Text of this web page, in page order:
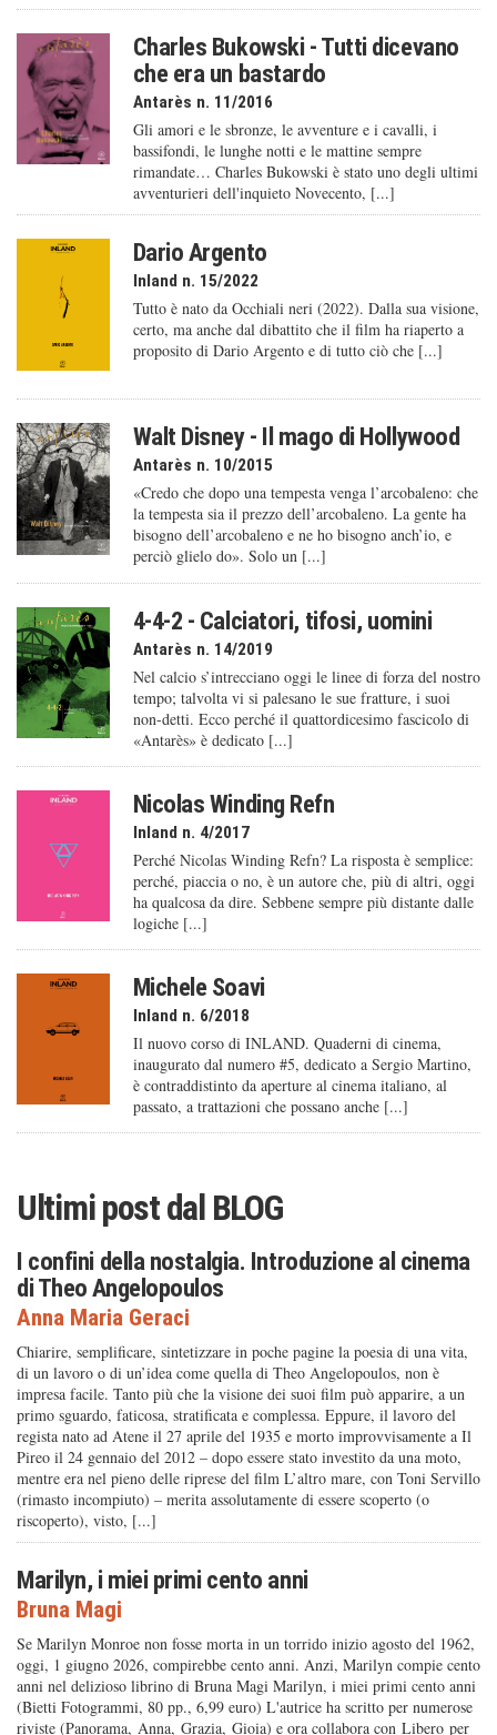
Charles Bukowski - Tutti dicevano
che era un bastardo
Antarès n. 11/2016
Gli amori e le sbronze, le avventure e i cavalli, i
bassifondi, le lunghe notti e le mattine sempre
rimandate… Charles Bukowski è stato uno degli ultimi
avventurieri dell'inquieto Novecento, [...]
Dario Argento
Inland n. 15/2022
Tutto è nato da Occhiali neri (2022). Dalla sua visione,
certo, ma anche dal dibattito che il film ha riaperto a
proposito di Dario Argento e di tutto ciò che [...]
Walt Disney - Il mago di Hollywood
Antarès n. 10/2015
«Credo che dopo una tempesta venga l’arcobaleno: che
la tempesta sia il prezzo dell’arcobaleno. La gente ha
bisogno dell’arcobaleno e ne ho bisogno anch’io, e
perciò glielo do». Solo un [...]
4-4-2 - Calciatori, tifosi, uomini
Antarès n. 14/2019
Nel calcio s’intrecciano oggi le linee di forza del nostro
tempo; talvolta vi si palesano le sue fratture, i suoi
non-detti. Ecco perché il quattordicesimo fascicolo di
«Antarès» è dedicato [...]
Nicolas Winding Refn
Inland n. 4/2017
Perché Nicolas Winding Refn? La risposta è semplice:
perché, piaccia o no, è un autore che, più di altri, oggi
ha qualcosa da dire. Sebbene sempre più distante dalle
logiche [...]
Michele Soavi
Inland n. 6/2018
Il nuovo corso di INLAND. Quaderni di cinema,
inaugurato dal numero #5, dedicato a Sergio Martino,
è contraddistinto da aperture al cinema italiano, al
passato, a trattazioni che possano anche [...]
Ultimi post dal BLOG
I confini della nostalgia. Introduzione al cinema
di Theo Angelopoulos
Anna Maria Geraci
Chiarire, semplificare, sintetizzare in poche pagine la poesia di una vita,
di un lavoro o di un’idea come quella di Theo Angelopoulos, non è
impresa facile. Tanto più che la visione dei suoi film può apparire, a un
primo sguardo, faticosa, stratificata e complessa. Eppure, il lavoro del
regista nato ad Atene il 27 aprile del 1935 e morto improvvisamente a Il
Pireo il 24 gennaio del 2012 – dopo essere stato investito da una moto,
mentre era nel pieno delle riprese del film L’altro mare, con Toni Servillo
(rimasto incompiuto) – merita assolutamente di essere scoperto (o
riscoperto), visto, [...]
Marilyn, i miei primi cento anni
Bruna Magi
Se Marilyn Monroe non fosse morta in un torrido inizio agosto del 1962,
oggi, 1 giugno 2026, compirebbe cento anni. Anzi, Marilyn compie cento
anni nel delizioso librino di Bruna Magi Marilyn, i miei primi cento anni
(Bietti Fotogrammi, 80 pp., 6,99 euro) L'autrice ha scritto per numerose
riviste (Panorama, Anna, Grazia, Gioia) e ora collabora con Libero per